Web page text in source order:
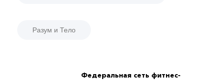
Разум и Тело
Федеральная сеть фитнес-